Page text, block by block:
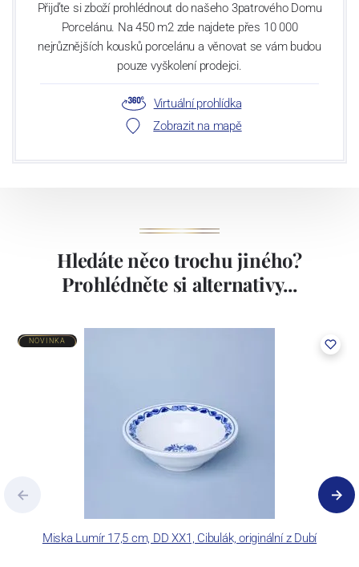
Přijďte si zboží prohlédnout do našeho 3patrového Domu
Porcelánu. Na 450 m2 zde najdete přes 10 000
nejrůznějších kousků porcelánu a věnovat se vám budou
pouze vyškolení prodejci.
Virtuální prohlídka
Zobrazit na mapě
Hledáte něco trochu jiného?
Prohlédněte si alternativy...
Miska Lumír 17,5 cm, DD XX1, Cibulák, originální z Dubí
NOVINKA